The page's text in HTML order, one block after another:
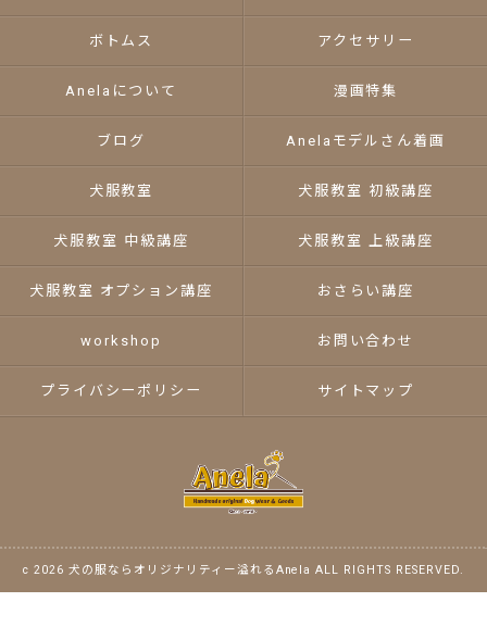
ボトムス アクセサリー
Anelaについて 漫画特集
ブログ Anelaモデルさん着画
犬服教室 犬服教室 初級講座
犬服教室 中級講座 犬服教室 上級講座
犬服教室 オプション講座 おさらい講座
workshop お問い合わせ
プライバシーポリシー サイトマップ
c 2026 犬の服ならオリジナリティー溢れるAnela ALL RIGHTS RESERVED.